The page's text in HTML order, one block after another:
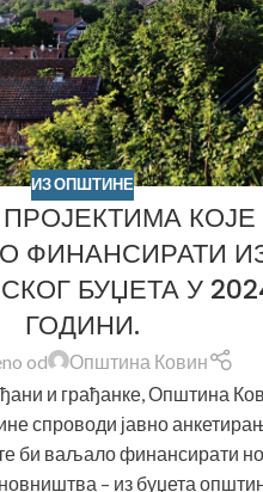
ИЗ ОПШТИНЕ
КОЈЕ
ФИНАНСИРАТИ
БУЏЕТА У
ГОДИНИ.
od
Општина Ковин
и грађанке, Општина
спроводи јавно
би ваљало финансирати
– из буџета